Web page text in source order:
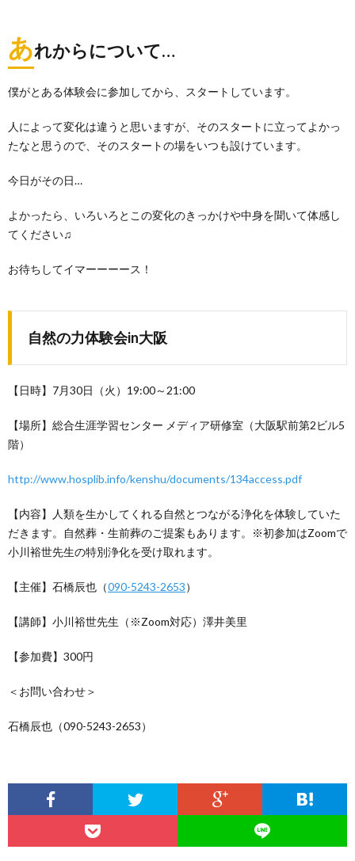
あれからについて…
僕がとある体験会に参加してから、スタートしています。
人によって変化は違うと思いますが、そのスタートに立ってよかっ
たなと思うので、そのスタートの場をいつも設けています。
今日がその日…
よかったら、いろいろとこの変化のきっかけや中身を聞いて体感し
てください♫
お待ちしてイマーーーース！
自然の力体験会in大阪
【日時】7月30日（火）19:00～21:00
【場所】総合生涯学習センター メディア研修室（大阪駅前第2ビル5
階）
http://www.hosplib.info/kenshu/documents/134access.pdf
【内容】人類を生かしてくれる自然とつながる浄化を体験していた
だきます。自然葬・生前葬のご提案もあります。※初参加はZoomで
小川裕世先生の特別浄化を受け取れます。
【主催】石橋辰也（090-5243-2653）
【講師】小川裕世先生（※Zoom対応）澤井美里
【参加費】300円
＜お問い合わせ＞
石橋辰也（090-5243-2653）